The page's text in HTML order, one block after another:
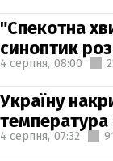
"Спекотна
синоптик
4 серпня, 08:00
Україну
температура
4 серпня, 07:32